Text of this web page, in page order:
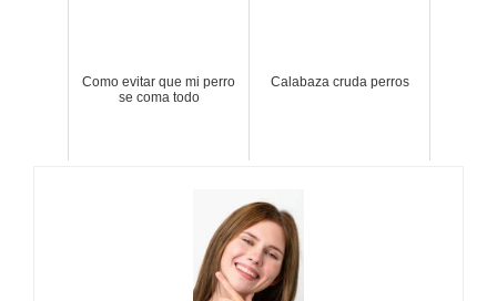
Como evitar que mi perro
se coma todo
Calabaza cruda perros